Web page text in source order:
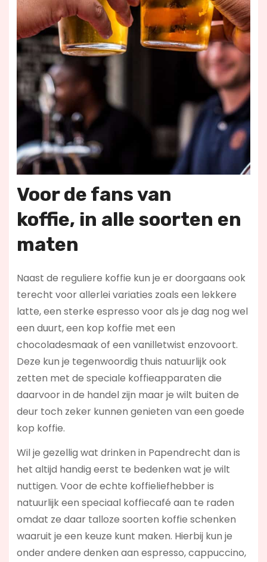
Voor de fans van
koffie, in alle soorten en
maten
Naast de reguliere koffie kun je er doorgaans ook
terecht voor allerlei variaties zoals een lekkere
latte, een sterke espresso voor als je dag nog wel
een duurt, een kop koffie met een
chocoladesmaak of een vanilletwist enzovoort.
Deze kun je tegenwoordig thuis natuurlijk ook
zetten met de speciale koffieapparaten die
daarvoor in de handel zijn maar je wilt buiten de
deur toch zeker kunnen genieten van een goede
kop koffie.
Wil je gezellig wat drinken in Papendrecht dan is
het altijd handig eerst te bedenken wat je wilt
nuttigen. Voor de echte koffieliefhebber is
natuurlijk een speciaal koffiecafé aan te raden
omdat ze daar talloze soorten koffie schenken
waaruit je een keuze kunt maken. Hierbij kun je
onder andere denken aan espresso, cappuccino,